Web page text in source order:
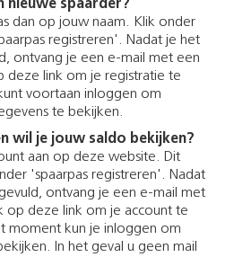
nieuwe spaarder?
dan op jouw naam. Klik onder
registreren'. Nadat je het
ontvang je een e-mail met een
deze link om je registratie te
voortaan inloggen om
te bekijken.
wil je jouw saldo bekijken?
aan op deze website. Dit
'spaarpas registreren'. Nadat
ontvang je een e-mail met
op deze link om je account te
moment kun je inloggen om
In het geval u geen mail